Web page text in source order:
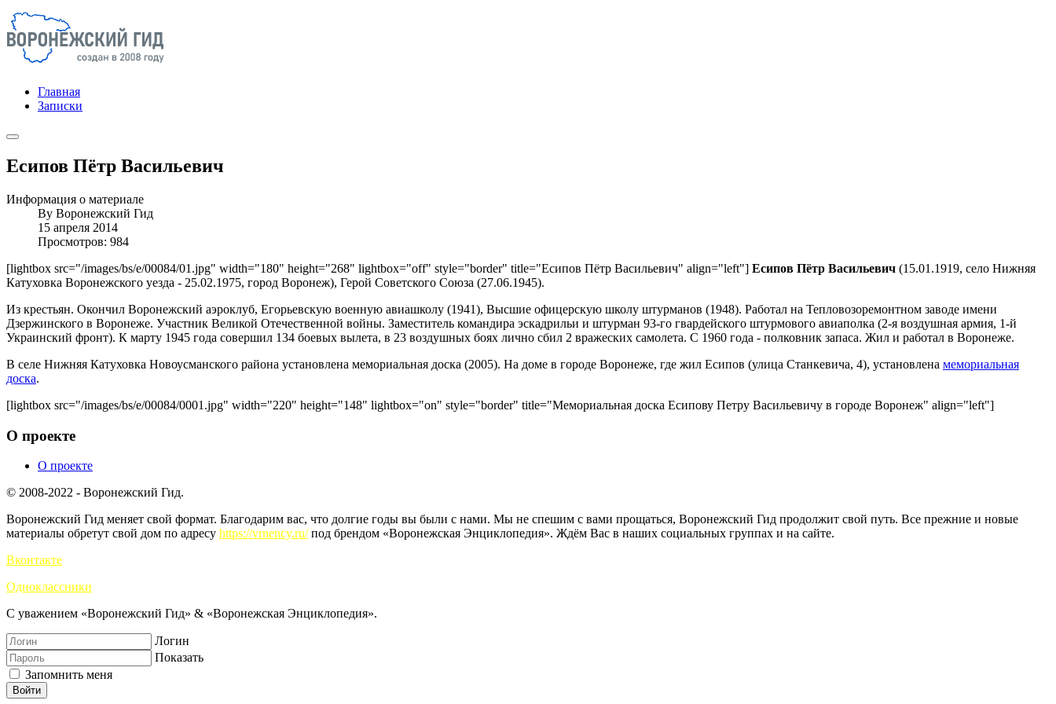
Главная
Записки
Есипов Пётр Васильевич
Информация о материале
By Воронежский Гид
15 апреля 2014
Просмотров: 984
[lightbox src="/images/bs/e/00084/01.jpg" width="180" height="268" lightbox="off" style="border" title="Есипов Пётр Васильевич" align="left"] Есипов Пётр Васильевич (15.01.1919, село Нижняя
Катуховка Воронежского уезда - 25.02.1975, город Воронеж), Герой Советского Союза (27.06.1945).
Из крестьян. Окончил Воронежский аэроклуб, Егорьевскую военную авиашколу (1941), Высшие офицерскую школу штурманов (1948). Работал на Тепловозоремонтном заводе имени
Дзержинского в Воронеже. Участник Великой Отечественной войны. Заместитель командира эскадрильи и штурман 93-го гвардейского штурмового авиаполка (2-я воздушная армия, 1-й
Украинский фронт). К марту 1945 года совершил 134 боевых вылета, в 23 воздушных боях лично сбил 2 вражеских самолета. С 1960 года - полковник запаса. Жил и работал в Воронеже.
В селе Нижняя Катуховка Новоусманского района установлена мемориальная доска (2005). На доме в городе Воронеже, где жил Есипов (улица Станкевича, 4), установлена мемориальная
доска.
[lightbox src="/images/bs/e/00084/0001.jpg" width="220" height="148" lightbox="on" style="border" title="Мемориальная доска Есипову Петру Васильевичу в городе Воронеж" align="left"]
О проекте
О проекте
© 2008-2022 - Воронежский Гид.
Воронежский Гид меняет свой формат. Благодарим вас, что долгие годы вы были с нами. Мы не спешим с вами прощаться, Воронежский Гид продолжит свой путь. Все прежние и новые
материалы обретут свой дом по адресу https://vrnency.ru/под брендом «Воронежская Энциклопедия». Ждём Вас в наших социальных группах и на сайте.
Вконтакте
Одноклассники
С уважением «Воронежский Гид» & «Воронежская Энциклопедия».
Логин
Показать
Запомнить меня
Войти